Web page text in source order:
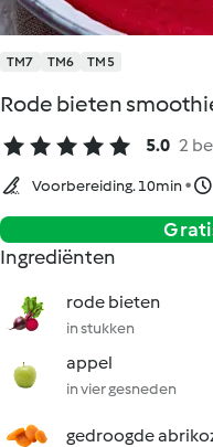
TM7 TM6 TM5
Rode bieten
5.0 2
Voorbereiding. 10min
Ingrediënten
rode bieten
in stukken
appel
in vier gesneden
gedroogde